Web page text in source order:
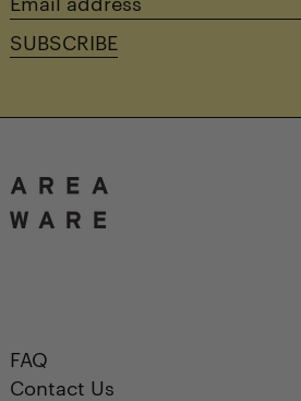
address
SUBSCRIBE
FAQ
Contact Us